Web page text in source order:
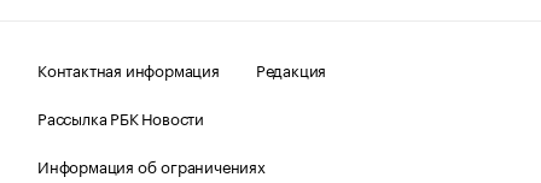
Контактная информация
Редакция
Рассылка РБК Новости
Информация об ограничениях